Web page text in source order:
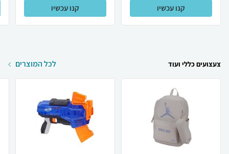
קנו עכשיו קנו עכשיו
צעצועים כללי ועוד לכל המוצרים